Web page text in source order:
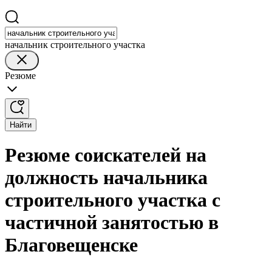
начальник строительного участка
Резюме
Найти
Резюме соискателей на
должность начальника
строительного участка с
частичной занятостью в
Благовещенске